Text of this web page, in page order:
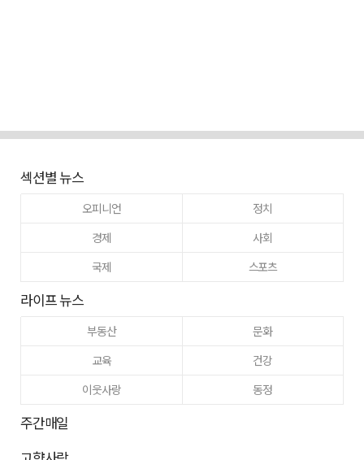
섹션별 뉴스
오피니언
정치
경제
사회
국제
스포츠
라이프 뉴스
부동산
문화
교육
건강
이웃사랑
동정
주간매일